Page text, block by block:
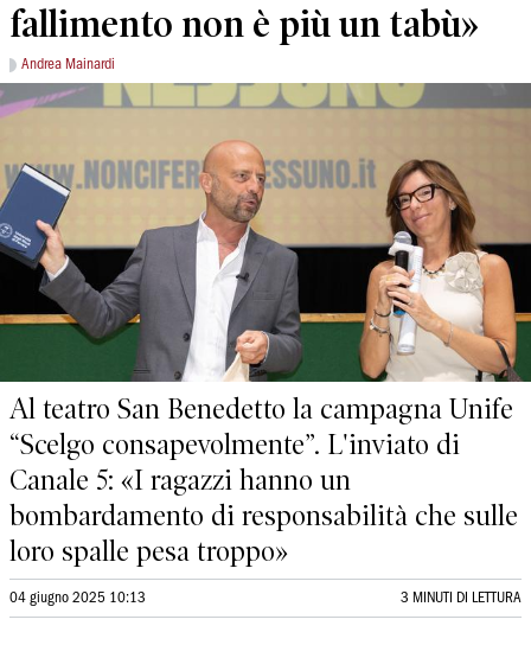
fallimento non è più un tabù»
Andrea Mainardi
Al teatro San Benedetto la campagna Unife
“Scelgo consapevolmente”. L'inviato di
Canale 5: «I ragazzi hanno un
bombardamento di responsabilità che sulle
loro spalle pesa troppo»
04 giugno 2025 10:13 3 MINUTI DI LETTURA